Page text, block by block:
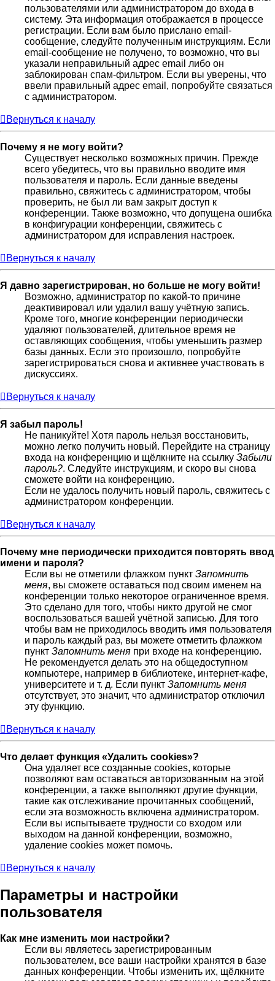
пользователями или администратором до входа в
систему. Эта информация отображается в процессе
регистрации. Если вам было прислано email-
сообщение, следуйте полученным инструкциям. Если
email-сообщение не получено, то возможно, что вы
указали неправильный адрес email либо он
заблокирован спам-фильтром. Если вы уверены, что
ввели правильный адрес email, попробуйте связаться
с администратором.
Вернуться к началу
Почему я не могу войти?
Существует несколько возможных причин. Прежде
всего убедитесь, что вы правильно вводите имя
пользователя и пароль. Если данные введены
правильно, свяжитесь с администратором, чтобы
проверить, не был ли вам закрыт доступ к
конференции. Также возможно, что допущена ошибка
в конфигурации конференции, свяжитесь с
администратором для исправления настроек.
Вернуться к началу
Я давно зарегистрирован, но больше не могу войти!
Возможно, администратор по какой-то причине
деактивировал или удалил вашу учётную запись.
Кроме того, многие конференции периодически
удаляют пользователей, длительное время не
оставляющих сообщения, чтобы уменьшить размер
базы данных. Если это произошло, попробуйте
зарегистрироваться снова и активнее участвовать в
дискуссиях.
Вернуться к началу
Я забыл пароль!
Не паникуйте! Хотя пароль нельзя восстановить,
можно легко получить новый. Перейдите на страницу
входа на конференцию и щёлкните на ссылку Забыли
пароль?. Следуйте инструкциям, и скоро вы снова
сможете войти на конференцию.
Если не удалось получить новый пароль, свяжитесь с
администратором конференции.
Вернуться к началу
Почему мне периодически приходится повторять ввод
имени и пароля?
Если вы не отметили флажком пункт Запомнить
меня, вы сможете оставаться под своим именем на
конференции только некоторое ограниченное время.
Это сделано для того, чтобы никто другой не смог
воспользоваться вашей учётной записью. Для того
чтобы вам не приходилось вводить имя пользователя
и пароль каждый раз, вы можете отметить флажком
пункт Запомнить меня при входе на конференцию.
Не рекомендуется делать это на общедоступном
компьютере, например в библиотеке, интернет-кафе,
университете и т. д. Если пункт Запомнить меня
отсутствует, это значит, что администратор отключил
эту функцию.
Вернуться к началу
Что делает функция «Удалить cookies»?
Она удаляет все созданные cookies, которые
позволяют вам оставаться авторизованным на этой
конференции, а также выполняют другие функции,
такие как отслеживание прочитанных сообщений,
если эта возможность включена администратором.
Если вы испытываете трудности со входом или
выходом на данной конференции, возможно,
удаление cookies может помочь.
Вернуться к началу
Параметры и настройки
пользователя
Как мне изменить мои настройки?
Если вы являетесь зарегистрированным
пользователем, все ваши настройки хранятся в базе
данных конференции. Чтобы изменить их, щёлкните